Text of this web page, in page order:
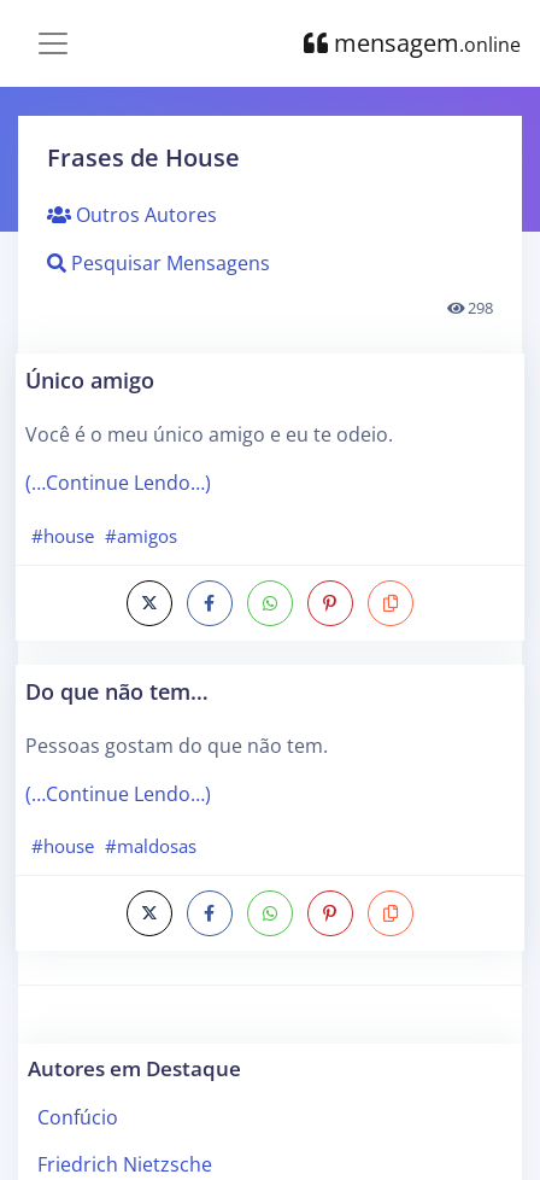
mensagem.online
Frases de House
Outros Autores
Pesquisar Mensagens
298
Único amigo
Você é o meu único amigo e eu te odeio.
(…Continue Lendo…)
#house #amigos
Do que não tem…
Pessoas gostam do que não tem.
(…Continue Lendo…)
#house #maldosas
Autores em Destaque
Confúcio
Friedrich Nietzsche